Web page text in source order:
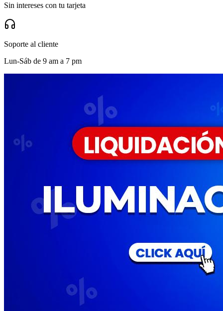
Sin intereses con tu tarjeta
Soporte al cliente
Lun-Sáb de 9 am a 7 pm